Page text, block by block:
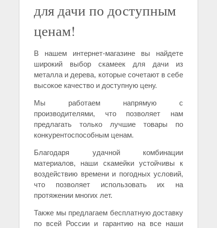
для дачи по доступным
ценам!
В нашем интернет-магазине вы найдете
широкий выбор скамеек для дачи из
металла и дерева, которые сочетают в себе
высокое качество и доступную цену.
Мы работаем напрямую с
производителями, что позволяет нам
предлагать только лучшие товары по
конкурентоспособным ценам.
Благодаря удачной комбинации
материалов, наши скамейки устойчивы к
воздействию времени и погодных условий,
что позволяет использовать их на
протяжении многих лет.
Также мы предлагаем бесплатную доставку
по всей России и гарантию на все наши